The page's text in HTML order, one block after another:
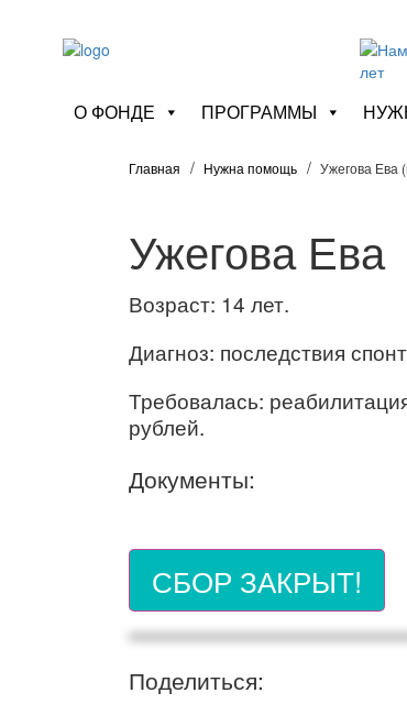
О ФОНДЕ ПРОГРАММЫ
Главная Нужна помощь Ужегова Ева
Ужегова Ева
Возраст: 14 лет.
Диагноз: последствия
Требовалась:
рублей.
Документы:
СБОР ЗАКРЫТ!
Поделиться: